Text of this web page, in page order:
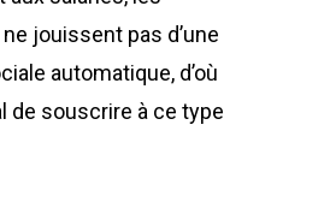
jouissent pas d’une
automatique, d’où
de souscrire à ce type